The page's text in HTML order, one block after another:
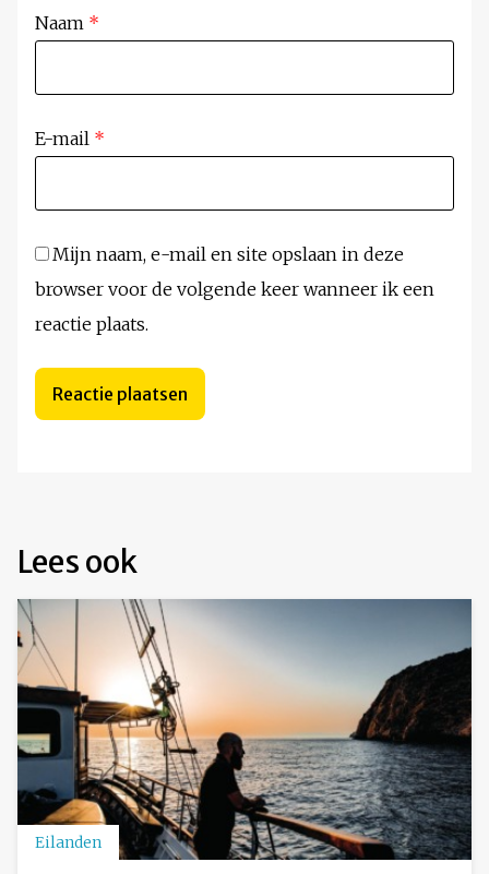
Naam *
E-mail *
Mijn naam, e-mail en site opslaan in deze
browser voor de volgende keer wanneer ik een
reactie plaats.
Lees ook
Eilanden